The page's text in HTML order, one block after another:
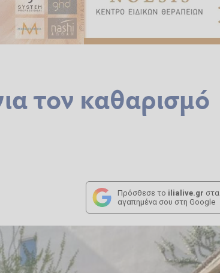
τον καθαρισμό
Πρόσθεσε το ilialive.gr στα
αγαπημένα σου στη Google